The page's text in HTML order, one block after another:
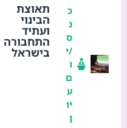
כ
נ
ס
/י
ו
ם
ע
יו
ן
תאוצת
הבינוי
ועתיד
התחבורה
בישראל